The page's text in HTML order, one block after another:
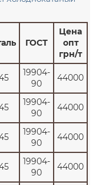
ГОСТ
Цена
опт
грн/т
19904-
90
44000
19904-
90
44000
19904-
90
44000
19904-
90
44000